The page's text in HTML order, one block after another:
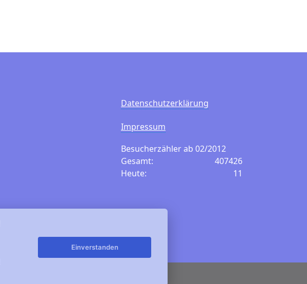
Datenschutzerklärung
Impressum
Besucherzähler ab 02/2012
Gesamt:
407426
Heute:
11
Einverstanden